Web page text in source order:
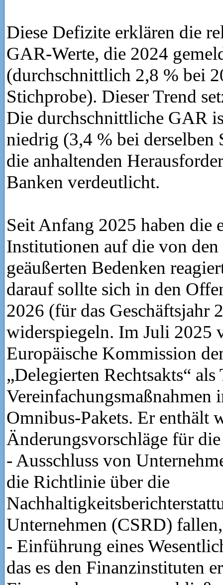
Diese Defizite erklären die
GAR-Werte, die 2024
(durchschnittlich 2,8 % bei
Stichprobe). Dieser Trend
Die durchschnittliche GAR
niedrig (3,4 % bei derselben
die anhaltenden
Banken verdeutlicht.
Seit Anfang 2025 haben die
Institutionen auf die von
geäußerten Bedenken
darauf sollte sich in den
2026 (für das Geschäftsjahr
widerspiegeln. Im Juli 2025
Europäische Kommission
„Delegierten Rechtsakts“ als
Vereinfachungsmaßnahmen
Omnibus-Pakets. Er enthält
Änderungsvorschläge für
- Ausschluss von
die Richtlinie über die
Unternehmen (CSRD)
- Einführung eines
das es den Finanzinstituten